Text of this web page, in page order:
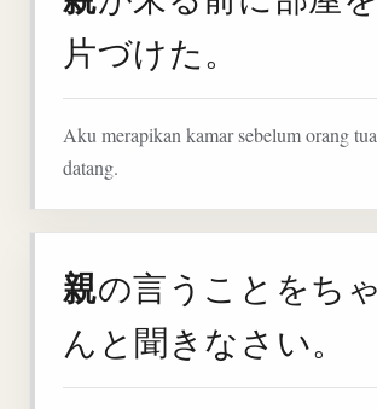
片づけた。
Aku merapikan kamar sebelum orang
datang.
親の言うことをちゃ
んと聞きなさい。